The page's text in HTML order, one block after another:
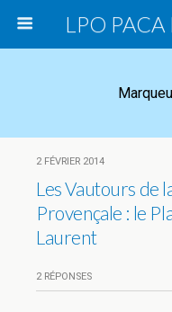
2 FÉVRIER 2014
Les Vautours de
Provençale : le
Laurent
2 RÉPONSES